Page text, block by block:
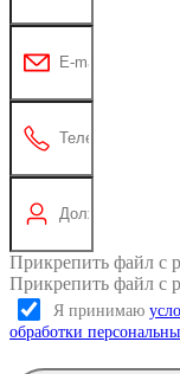
Прикрепить файл с
Прикрепить файл с
Я принимаю
обработки